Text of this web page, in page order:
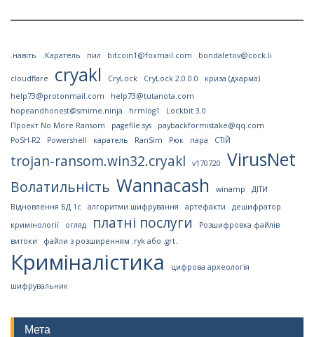
.навіть .Каратель пил bitcoin1@foxmail.com bondaletov@cock.li
cloudflare cryakl CryLock CryLock 2.0.0.0
криза (дхарма)
help73@protonmail.com
help73@tutanota.com
hopeandhonest@smime.ninja
hrmlog1
Lockbit 3.0
Проект No More Ransom
pagefile.sys
paybackformistake@qq.com
PoSH-R2
Powershell каратель RanSim Рюк пара СТІЙ
trojan-ransom.win32.cryakl v170720 VirusNet
Волатильність Wannacash winamp
ДІТИ
Відновлення БД 1с
алгоритми шифрування артефакти
дешифратор
кримінології
огляд платні послуги
Розшифровка файлів
витоки
файли з розширенням .ryk або .grt.
Криміналістика
цифрова археологія
шифрувальник
Мета